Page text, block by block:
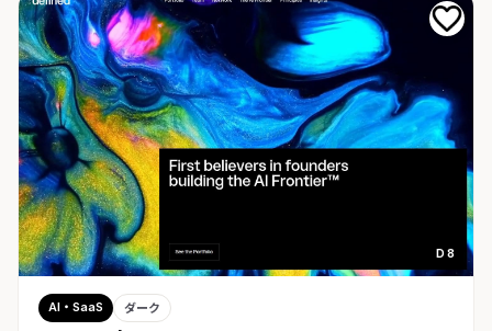
D 8
AI・SaaS ダーク